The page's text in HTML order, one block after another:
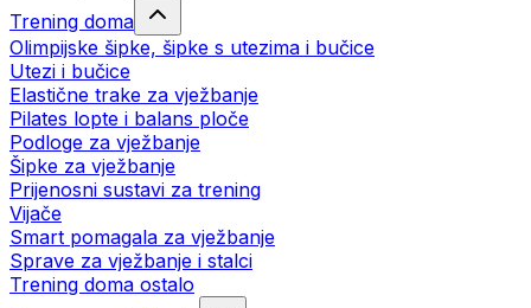
Trening doma
Olimpijske šipke, šipke s utezima i bučice
Utezi i bučice
Elastične trake za vježbanje
Pilates lopte i balans ploče
Podloge za vježbanje
Šipke za vježbanje
Prijenosni sustavi za trening
Vijače
Smart pomagala za vježbanje
Sprave za vježbanje i stalci
Trening doma ostalo